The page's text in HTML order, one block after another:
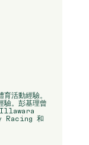
活動經驗。
驗。彭基理曾
Illawara
Racing 和